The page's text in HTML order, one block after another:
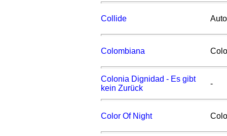
Collide
Colombiana
Colonia Dignidad - Es gibt
kein Zurück
-
Color Of Night